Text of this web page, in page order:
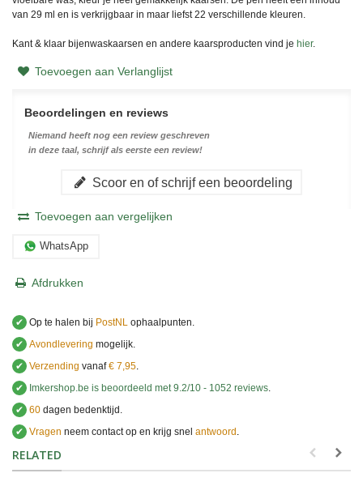
van 29 ml en is verkrijgbaar in maar liefst 22 verschillende kleuren.
Kant & klaar bijenwaskaarsen en andere kaarsproducten vind je hier.
Toevoegen aan Verlanglijst
Beoordelingen en reviews
Niemand heeft nog een review geschreven
in deze taal, schrijf als eerste een review!
Scoor en of schrijf een beoordeling
Toevoegen aan vergelijken
WhatsApp
Afdrukken
✔ Op te halen bij PostNL ophaalpunten.
✔ Avondlevering mogelijk.
✔ Verzending vanaf€ 7,95
✔
Imkershop.be is beoordeeld met 9.2/10 - 1052 reviews
✔ 60 dagen bedenktijd.
✔ Vragen neem contact op en krijg snel antwoord
RELATED